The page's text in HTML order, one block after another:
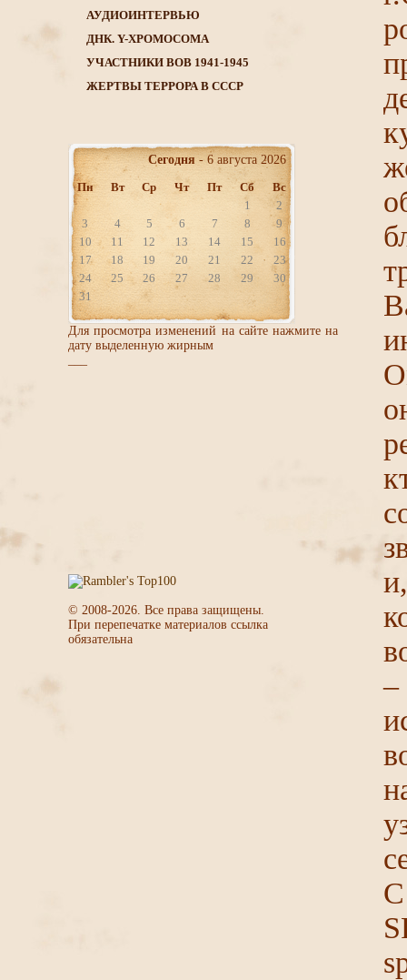
АУДИОИНТЕРВЬЮ
ДНК. Y-ХРОМОСОМА
УЧАСТНИКИ ВОВ 1941-1945
ЖЕРТВЫ ТЕРРОРА В СССР
Сегодня - 6 августа 2026
Пн
Вт Ср Чт Пт Сб
Вс
1
2
3
4 5 6 7 8
9
10
11 12 13 14 15
16
17
18 19 20 21 22
23
24
25 26 27 28 29
30
31
Для просмотра изменений на сайте нажмите на
дату выделенную жирным
© 2008-2026. Все права защищены.
При перепечатке материалов ссылка
обязательна